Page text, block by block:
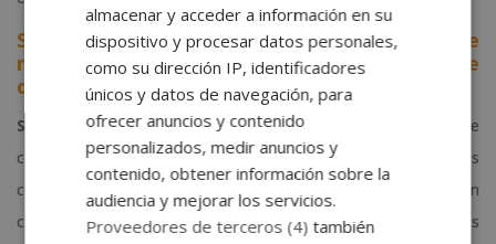
Select Business School, una escuela de
negocios especializada en la formación de
directivos
Select Business Schoolofrece una formación superior de
calidad acorde con las expectativas del sector empresarial. Los
contenidos y los programas formativos se actualizan
constantemente, adaptándolos a las necesidades de las
almacenar y acceder a información en su
dispositivo y procesar datos personales,
como su dirección IP, identificadores
únicos y datos de navegación, para
ofrecer anuncios y contenido
personalizados, medir anuncios y
contenido, obtener información sobre la
audiencia y mejorar los servicios.
Proveedores de terceros (4) también